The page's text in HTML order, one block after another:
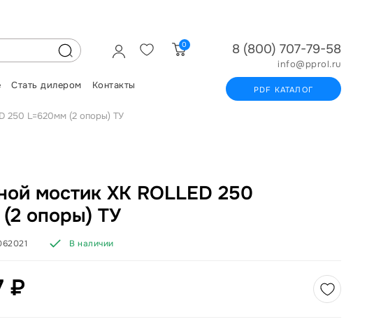
0
Стать дилером Контакты
8 (800) 707-79-58
info@pprol.ru
PDF КАТАЛОГ
250 L=620мм (2 опоры) ТУ
мостик ХК ROLLED 250
опоры) ТУ
В наличии
₽